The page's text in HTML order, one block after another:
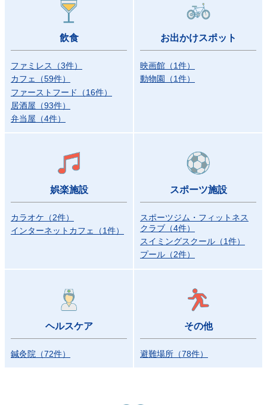
飲食
ファミレス （3件）
カフェ
（59件）
ファーストフード
（16件）
居酒屋 （93件）
弁当屋 （4件）
お出かけスポット
映画館 （1件）
動物園
（1件）
娯楽施設
カラオケ （2件）
インターネットカフェ
（1件）
スポーツ施設
スポーツジム・フィットネス
クラブ （4件）
スイミングスクール （1件）
プール （2件）
ヘルスケア
鍼灸院 （72件）
その他
避難場所 （78件）